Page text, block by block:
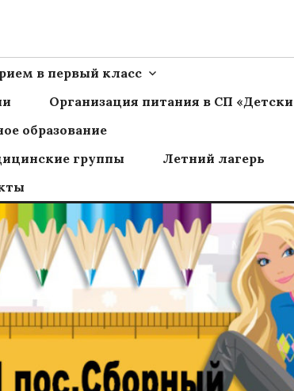
в первый класс
Организация питания в СП
образование
группы Летний лагерь